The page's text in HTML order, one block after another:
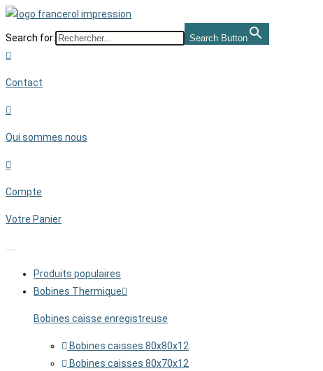
Skip
Search for: Search Button
Contact
Qui sommes nous
Compte
Votre Panier
Produits populaires
Bobines Thermique
Bobines caisse enregistreuse
Bobines caisses 80x80x12
Bobines caisses 80x70x12